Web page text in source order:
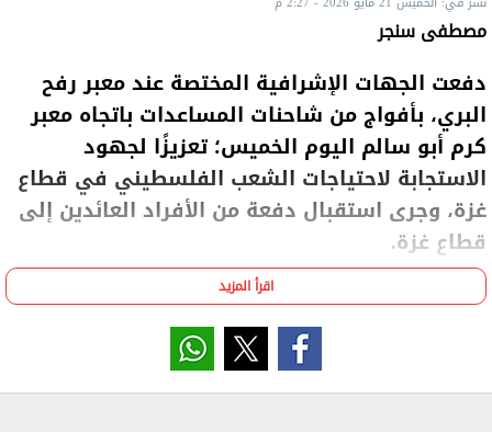
مصطفى سنجر
دفعت الجهات الإشرافية المختصة عند معبر رفح
البري، بأفواج من شاحنات المساعدات باتجاه معبر
كرم أبو سالم اليوم الخميس؛ تعزيزًا لجهود
الاستجابة لاحتياجات الشعب الفلسطيني في قطاع
غزة، وجرى استقبال دفعة من الأفراد العائدين إلى
قطاع غزة.
وأكد مصدر مختص عند معبر رفح لـ«الشروق»، إدخال
دفعات من الشاحنات المحمّلة بمئات الأطنان من المواد
الغذائية الضرورية والمستلزمات الطبية والاحتياجات
الأساسية والخيام والمواد البترولية، وهي مقدمة من
اقرأ المزيد